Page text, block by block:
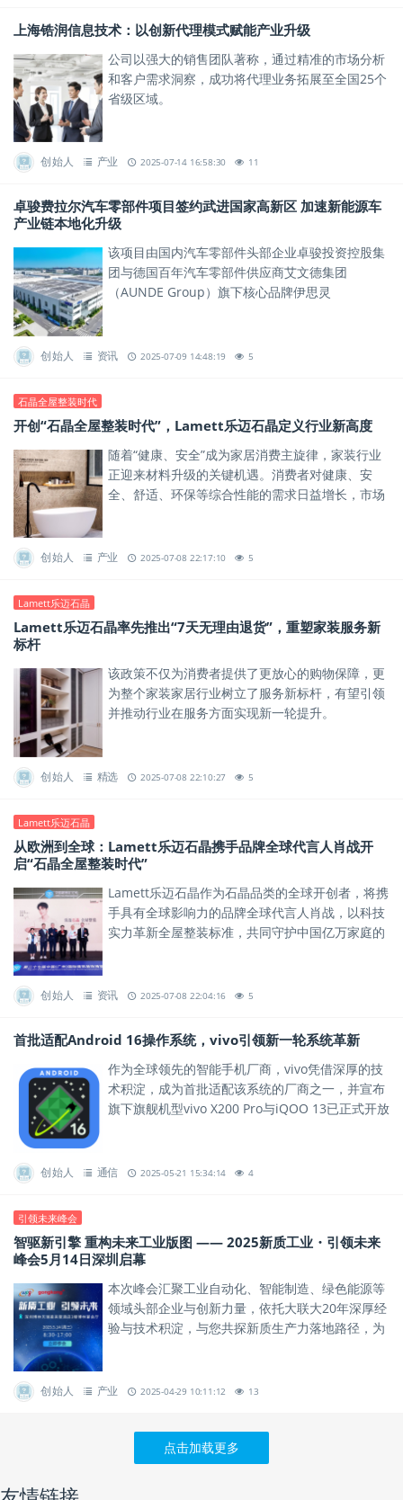
上海锆润信息技术：以创新代理模式赋能产业升级
公司以强大的销售团队著称，通过精准的市场分析
和客户需求洞察，成功将代理业务拓展至全国25个
省级区域。
创始人 产业 2025-07-14 16:58:30 11
卓骏费拉尔汽车零部件项目签约武进国家高新区 加速新能源车
产业链本地化升级
该项目由国内汽车零部件头部企业卓骏投资控股集
团与德国百年汽车零部件供应商艾文德集团
（AUNDE Group）旗下核心品牌伊思灵
创始人 资讯 2025-07-09 14:48:19 5
石晶全屋整装时代
开创“石晶全屋整装时代”，Lamett乐迈石晶定义行业新高度
随着“健康、安全”成为家居消费主旋律，家装行业
正迎来材料升级的关键机遇。消费者对健康、安
全、舒适、环保等综合性能的需求日益增长，市场
创始人 产业 2025-07-08 22:17:10 5
Lamett乐迈石晶
Lamett乐迈石晶率先推出“7天无理由退货”，重塑家装服务新
标杆
该政策不仅为消费者提供了更放心的购物保障，更
为整个家装家居行业树立了服务新标杆，有望引领
并推动行业在服务方面实现新一轮提升。
创始人 精选 2025-07-08 22:10:27 5
Lamett乐迈石晶
从欧洲到全球：Lamett乐迈石晶携手品牌全球代言人肖战开
启“石晶全屋整装时代”
Lamett乐迈石晶作为石晶品类的全球开创者，将携
手具有全球影响力的品牌全球代言人肖战，以科技
实力革新全屋整装标准，共同守护中国亿万家庭的
创始人 资讯 2025-07-08 22:04:16 5
首批适配Android 16操作系统，vivo引领新一轮系统革新
作为全球领先的智能手机厂商，vivo凭借深厚的技
术积淀，成为首批适配该系统的厂商之一，并宣布
旗下旗舰机型vivo X200 Pro与iQOO 13已正式开放
创始人 通信 2025-05-21 15:34:14 4
引领未来峰会
智驱新引擎 重构未来工业版图 —— 2025新质工业・引领未来
峰会5月14日深圳启幕
本次峰会汇聚工业自动化、智能制造、绿色能源等
领域头部企业与创新力量，依托大联大20年深厚经
验与技术积淀，与您共探新质生产力落地路径，为
创始人 产业 2025-04-29 10:11:12 13
点击加载更多